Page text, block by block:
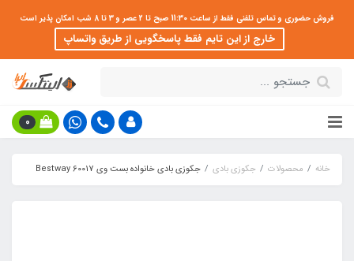
فروش حضوری و تماس تلفنی فقط از ساعت 11:30 صبح تا 2 عصر و 3 تا 8 شب امکان پذیر است
خارج از این تایم فقط پاسخگویی از طریق واتساپ
0
خانه محصولات جکوزی بادی جکوزی بادی خانواده بست وی Bestway 60017